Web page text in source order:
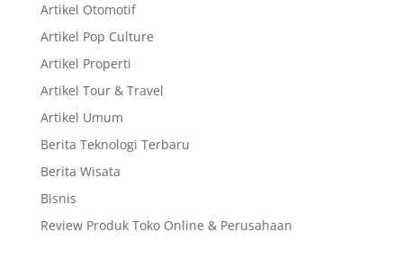
Artikel Otomotif
Artikel Pop Culture
Artikel Properti
Artikel Tour & Travel
Artikel Umum
Berita Teknologi Terbaru
Berita Wisata
Bisnis
Review Produk Toko Online & Perusahaan